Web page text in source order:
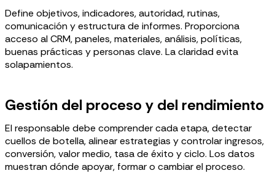
Define objetivos, indicadores, autoridad, rutinas,
comunicación y estructura de informes. Proporciona
acceso al CRM, paneles, materiales, análisis, políticas,
buenas prácticas y personas clave. La claridad evita
solapamientos.
Gestión del proceso y del rendimiento
El responsable debe comprender cada etapa, detectar
cuellos de botella, alinear estrategias y controlar ingresos,
conversión, valor medio, tasa de éxito y ciclo. Los datos
muestran dónde apoyar, formar o cambiar el proceso.